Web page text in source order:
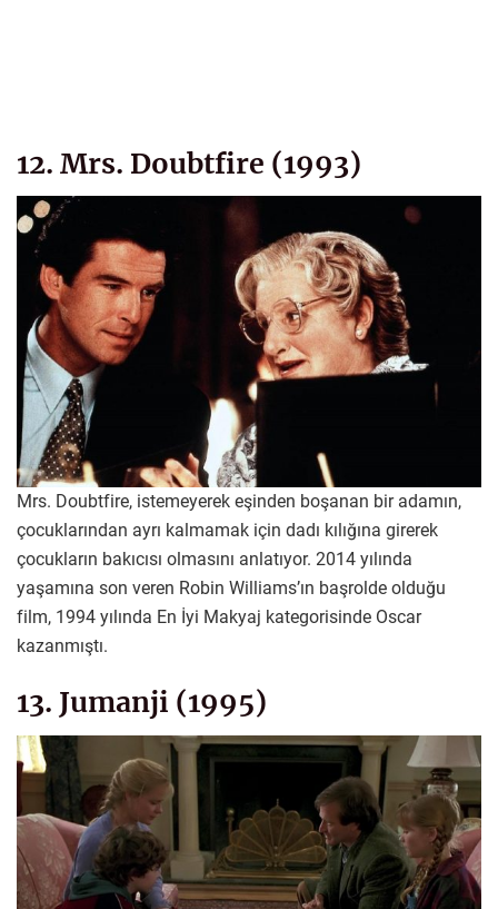
12. Mrs. Doubtfire (1993)
Mrs. Doubtfire, istemeyerek eşinden boşanan bir adamın,
çocuklarından ayrı kalmamak için dadı kılığına girerek
çocukların bakıcısı olmasını anlatıyor. 2014 yılında
yaşamına son veren Robin Williams’ın başrolde olduğu
film, 1994 yılında En İyi Makyaj kategorisinde Oscar
kazanmıştı.
13. Jumanji (1995)